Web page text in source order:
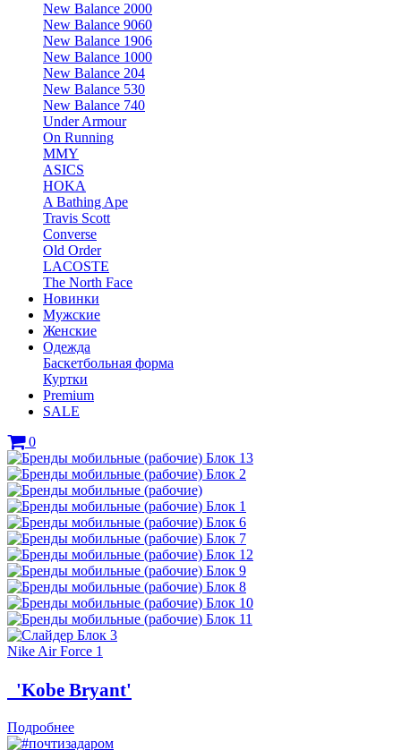
New Balance 2000
New Balance 9060
New Balance 1906
New Balance 1000
New Balance 204
New Balance 530
New Balance 740
Under Armour
On Running
MMY
ASICS
HOKA
A Bathing Ape
Travis Scott
Converse
Old Order
LACOSTE
The North Face
Новинки
Мужские
Женские
Одежда
Баскетбольная форма
Куртки
Premium
SALE
0
Nike Air Force 1
'Kobe Bryant'
Подробнее